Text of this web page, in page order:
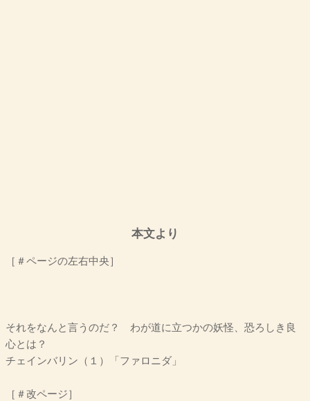
本文より
［＃ページの左右中央］
それをなんと言うのだ？ わが道に立つかの妖怪、恐ろしき良
心とは？
チェインバリン（１）「ファロニダ」
［＃改ページ］